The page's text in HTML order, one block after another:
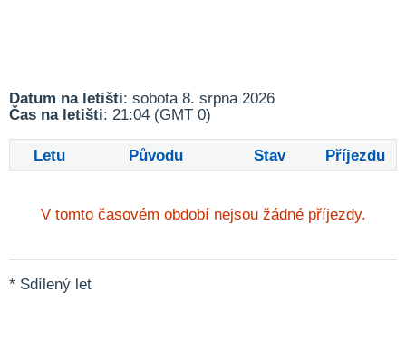
Datum na letišti: sobota 8. srpna 2026
Čas na letišti: 21:04 (GMT 0)
Letu Původu Stav Příjezdu
V tomto časovém období nejsou žádné příjezdy.
* Sdílený let